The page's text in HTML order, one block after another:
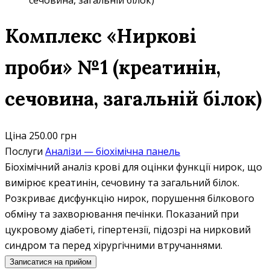
Комплекс «Ниркові
проби» №1 (креатинін,
сечовина, загальній білок)
Ціна 250.00 грн
Послуги Аналізи — біохімічна панель
Біохімічний аналіз крові для оцінки функції нирок, що
вимірює креатинін, сечовину та загальний білок.
Розкриває дисфункцію нирок, порушення білкового
обміну та захворювання печінки. Показаний при
цукровому діабеті, гіпертензії, підозрі на нирковий
синдром та перед хірургічними втручаннями.
Записатися на прийом